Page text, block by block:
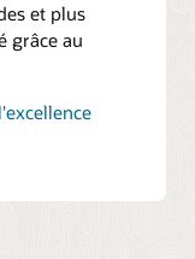
et plus
grâce au